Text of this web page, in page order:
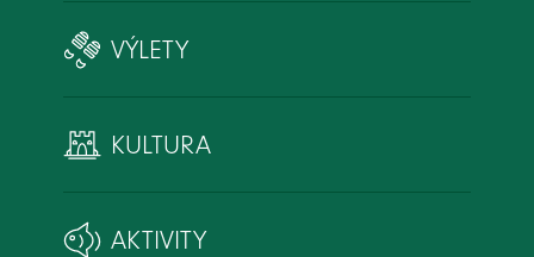
VÝLETY
KULTURA
AKTIVITY